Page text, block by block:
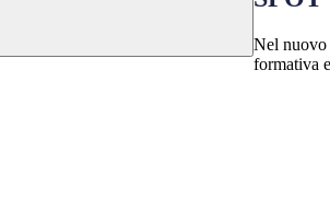
Nel nuovo
formativa